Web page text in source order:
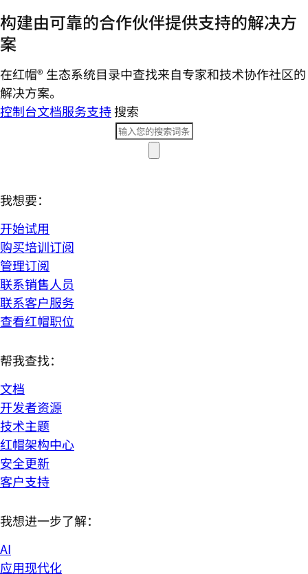
构建由可靠的合作伙伴提供支持的解决方
案
在红帽® 生态系统目录中查找来自专家和技术协作社区的
解决方案。
控制台文档服务支持搜索
我想要：
开始试用
购买培训订阅
管理订阅
联系销售人员
联系客户服务
查看红帽职位
帮我查找：
文档
开发者资源
技术主题
红帽架构中心
安全更新
客户支持
我想进一步了解：
AI
应用现代化